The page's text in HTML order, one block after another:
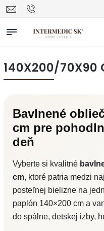
140X200/70X90
Bavlnené
cm pre
deň
Vyberte si kvalitné
cm, ktoré patria medzi
posteľnej bielizne na
paplón 140×200 cm a
do spálne, detskej izby,